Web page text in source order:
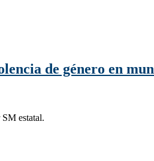
de género en
estatal.